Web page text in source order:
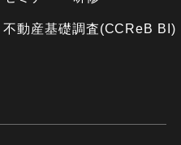
不動産基礎調査(CCReB BI)